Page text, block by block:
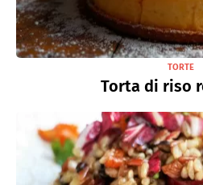
TORTE
Torta di riso